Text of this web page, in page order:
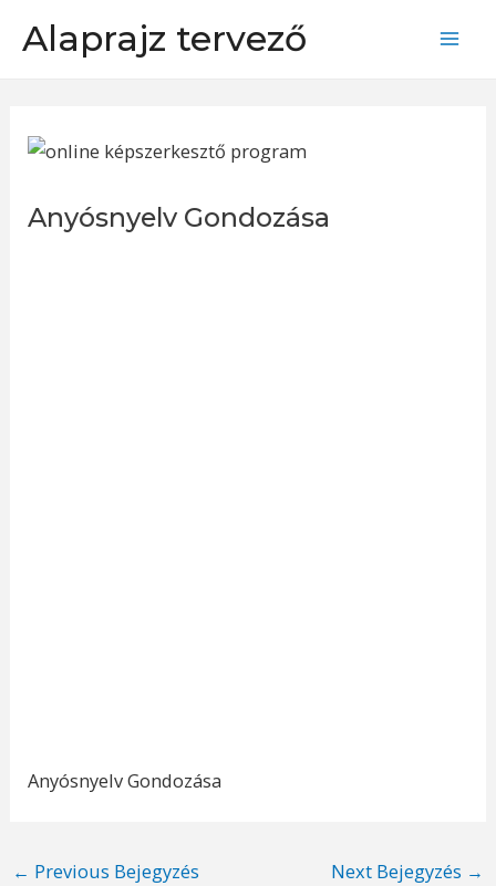
Alaprajz tervező
Anyósnyelv Gondozása
Anyósnyelv Gondozása
Post
← Previous Bejegyzés Next Bejegyzés →